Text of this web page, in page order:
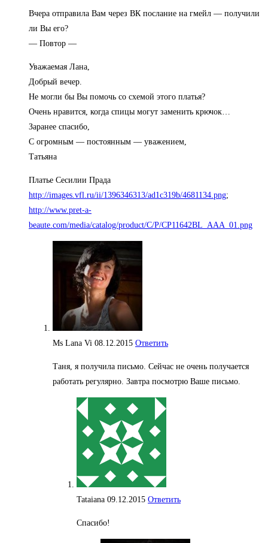
Вчера отправила Вам через ВК послание на гмейл — получили
ли Вы его?
— Повтор —
Уважаемая Лана,
Добрый вечер.
Не могли бы Вы помочь со схемой этого платья?
Очень нравится, когда спицы могут заменить крючок…
Заранее спасибо,
С огромным — постоянным — уважением,
Татьяна
Платье Сесилии Прада
http://images.vfl.ru/ii/1396346313/ad1c319b/4681134.png;
http://www.pret-a-
beaute.com/media/catalog/product/C/P/CP11642BL_AAA_01.png
Ms Lana Vi 08.12.2015 Ответить
Таня, я получила письмо. Сейчас не очень получается
работать регулярно. Завтра посмотрю Ваше письмо.
Tataiana 09.12.2015 Ответить
Спасибо!